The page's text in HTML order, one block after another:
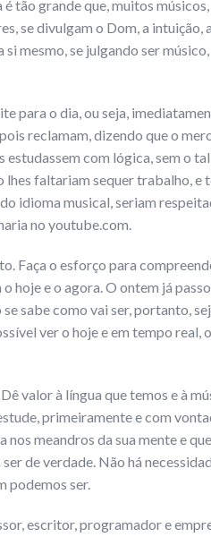
tão grande que, muitos
se divulgam o Dom, a intuição,
mesmo, se julgando ser
para o dia, ou seja,
reclamam, dizendo que o
com lógica, sem o
lhes faltariam sequer trabalho, e
idioma musical, seriam
no youtube.com.
Faça o esforço para
hoje e o agora. O ontem já
sabe como vai ser, portanto,
ver o hoje e em tempo real,
valor à língua que temos e à
primeiramente e com
nos meandros da sua mente e
de verdade. Não há
podemos ser.
escritor, programador e